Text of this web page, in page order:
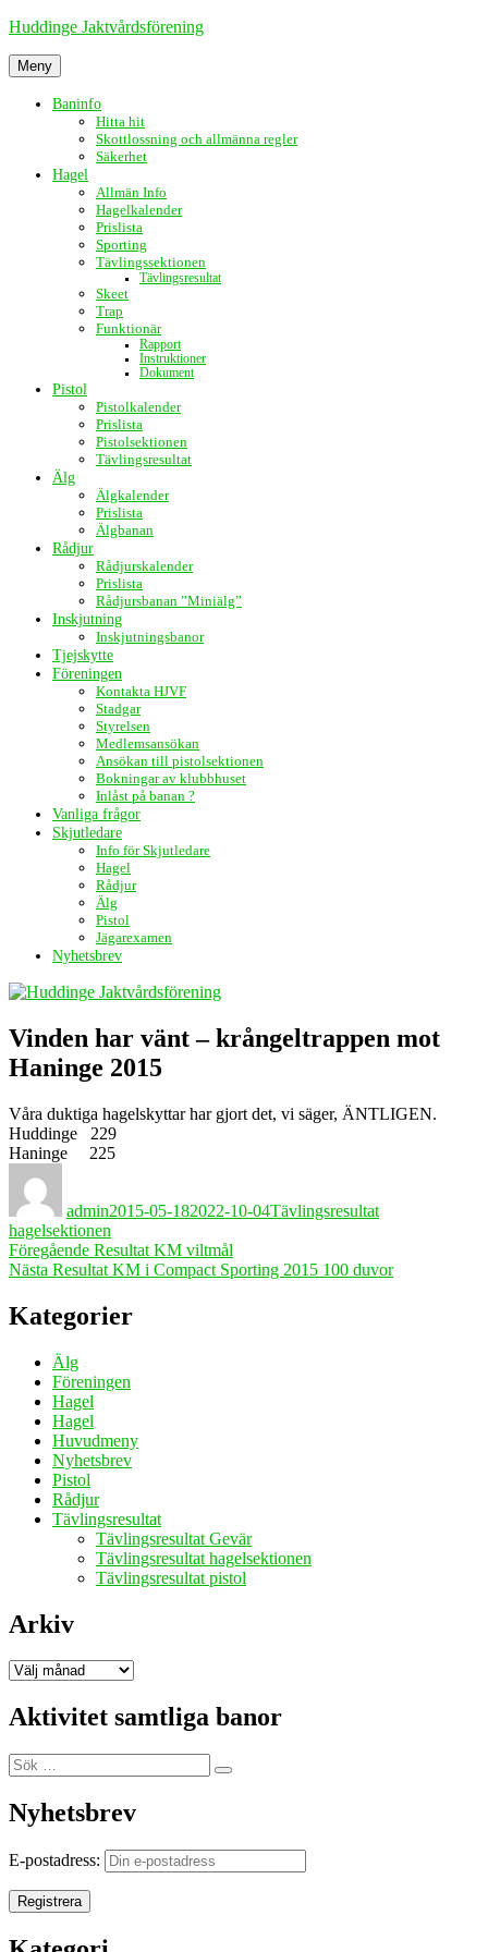
Hoppa
innehåll
Huddinge Jaktvårdsförening
Meny
Baninfo
Hitta hit
Skottlossning och allmänna regler
Säkerhet
Hagel
Allmän Info
Hagelkalender
Prislista
Sporting
Tävlingssektionen
Tävlingsresultat
Skeet
Trap
Funktionär
Rapport
Instruktioner
Dokument
Pistol
Pistolkalender
Prislista
Pistolsektionen
Tävlingsresultat
Älg
Älgkalender
Prislista
Älgbanan
Rådjur
Rådjurskalender
Prislista
Rådjursbanan ”Miniälg”
Inskjutning
Inskjutningsbanor
Tjejskytte
Föreningen
Kontakta HJVF
Stadgar
Styrelsen
Medlemsansökan
Ansökan till pistolsektionen
Bokningar av klubbhuset
Inlåst på banan ?
Vanliga frågor
Skjutledare
Info för Skjutledare
Hagel
Rådjur
Älg
Pistol
Jägarexamen
Nyhetsbrev
Vinden har vänt – krångeltrappen mot
Haninge 2015
Våra duktiga hagelskyttar har gjort det, vi säger, ÄNTLIGEN.
Huddinge 229
Haninge 225
admin2015-05-182022-10-04Tävlingsresultat
hagelsektionen
Inläggsnavigering
Föregående Föregående
inlägg:
Resultat KM viltmål
Nästa Nästa
Resultat KM i Compact Sporting 2015 100 duvor
Kategorier
Älg
Föreningen
Hagel
Hagel
Huvudmeny
Nyhetsbrev
Pistol
Rådjur
Tävlingsresultat
Tävlingsresultat Gevär
Tävlingsresultat hagelsektionen
Tävlingsresultat pistol
Arkiv
Arkiv
Aktivitet samtliga banor
Sök
efter:
Sök
Nyhetsbrev
E-postadress: